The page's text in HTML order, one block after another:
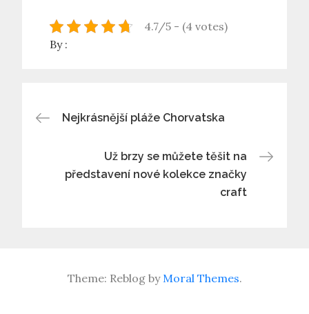
4.7/5 - (4 votes)
By :
Navigace
příspěvek
Nejkrásnější pláže Chorvatska
Už brzy se můžete těšit na
představení nové kolekce značky
craft
Theme: Reblog byMoral Themes.